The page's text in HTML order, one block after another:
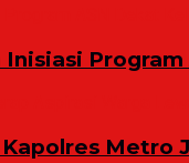
Inisiasi
Metro